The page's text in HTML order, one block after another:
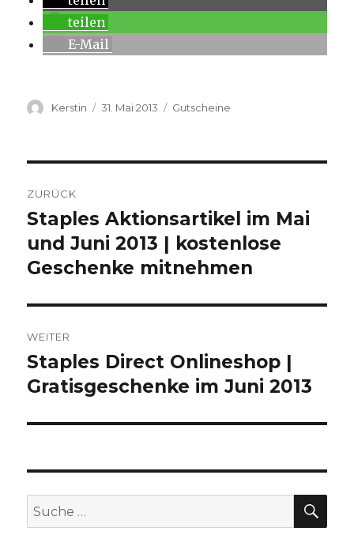
teilen
E-Mail
Autor
Kerstin
Veröffentlicht
31. Mai 2013 Kategorien
Gutscheine
ZURÜCK
Vorheriger
Beitrag:
Staples Aktionsartikel im Mai
und Juni 2013 | kostenlose
Geschenke mitnehmen
WEITER
Nächster
Beitrag:
Staples Direct Onlineshop |
Gratisgeschenke im Juni 2013
Suche
nach: